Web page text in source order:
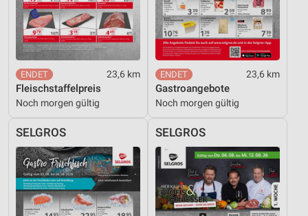
23,6 km
Fleischstaffelpreis
Noch morgen gültig
23,6 km
Gastroangebote
Noch morgen gültig
SELGROS SELGROS